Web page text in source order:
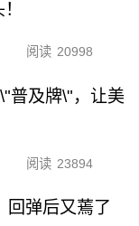
阅读 20998
普及牌\"，让美
阅读 23894
回弹后又蔫了